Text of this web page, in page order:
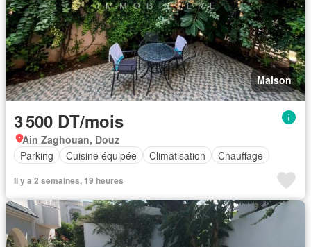
Maison
3 500 DT/mois
Ain Zaghouan, Douz
Parking
Cuisine équipée Climatisation Chauffage
Il y a 2 semaines, 19 heures